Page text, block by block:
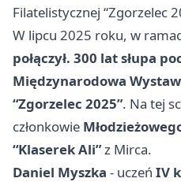
Filatelistycznej “Zgorzelec
W lipcu 2025 roku, w
połączył. 300 lat słupa
Międzynarodowa
“Zgorzelec 2025”. Na tej
członkowie
“Klaserek Ali”z Mirca.
Daniel Myszka - uczeń IV